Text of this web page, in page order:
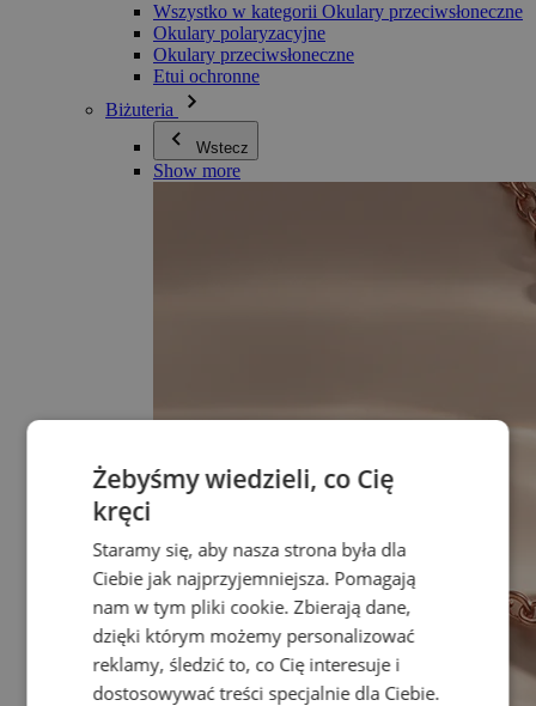
Wszystko w kategorii Okulary przeciwsłoneczne
Okulary polaryzacyjne
Okulary przeciwsłoneczne
Etui ochronne
Biżuteria
Wstecz
Show more
Żebyśmy wiedzieli, co Cię
kręci
Staramy się, aby nasza strona była dla
Ciebie jak najprzyjemniejsza. Pomagają
nam w tym pliki cookie. Zbierają dane,
dzięki którym możemy personalizować
reklamy, śledzić to, co Cię interesuje i
dostosowywać treści specjalnie dla Ciebie.